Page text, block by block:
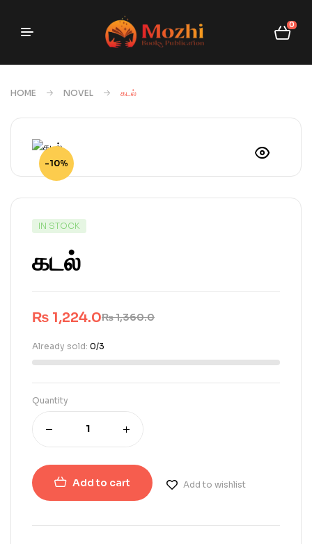
0
HOME NOVEL கடல்
-10%
IN STOCK
கடல்
₨1,360.0
₨ 1,224.0
Already sold: 0/3
Quantity
Add to cart Add to wishlist